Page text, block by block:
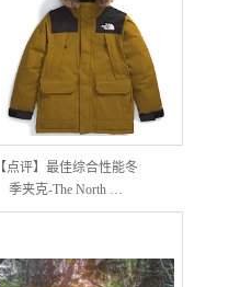
【点评】最佳综合性能冬
季夹克-The North …